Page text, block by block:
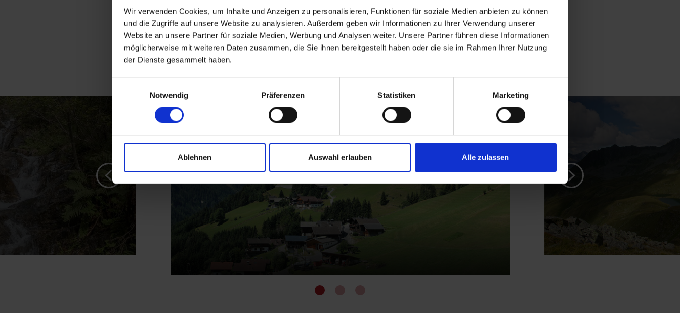
Wir verwenden Cookies, um Inhalte und Anzeigen zu personalisieren, Funktionen für soziale Medien anbieten zu können
und die Zugriffe auf unsere Website zu analysieren. Außerdem geben wir Informationen zu Ihrer Verwendung unserer
Website an unsere Partner für soziale Medien, Werbung und Analysen weiter. Unsere Partner führen diese Informationen
möglicherweise mit weiteren Daten zusammen, die Sie ihnen bereitgestellt haben oder die sie im Rahmen Ihrer Nutzung
der Dienste gesammelt haben.
Notwendig
Präferenzen Statistiken Marketing
Ablehnen Auswahl erlauben Alle zulassen